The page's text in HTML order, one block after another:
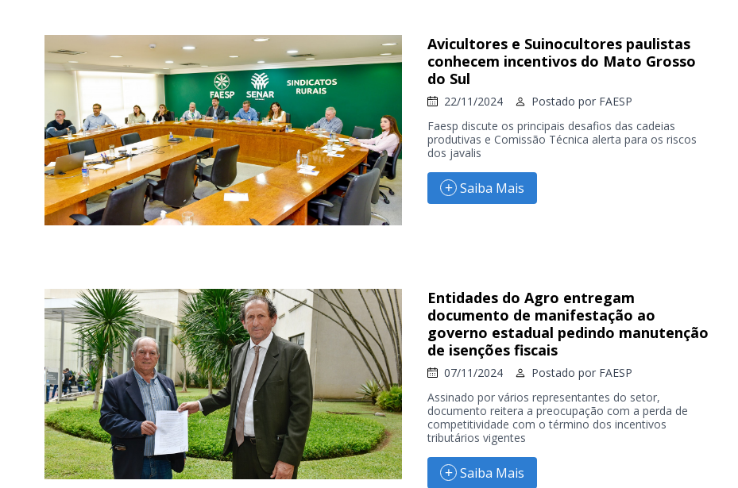
Avicultores e Suinocultores paulistas
conhecem incentivos do Mato Grosso
do Sul
22/11/2024 Postado por FAESP
Faesp discute os principais desafios das cadeias
produtivas e Comissão Técnica alerta para os riscos
dos javalis
Saiba Mais
Entidades do Agro entregam
documento de manifestação ao
governo estadual pedindo manutenção
de isenções fiscais
07/11/2024 Postado por FAESP
Assinado por vários representantes do setor,
documento reitera a preocupação com a perda de
competitividade com o término dos incentivos
tributários vigentes
Saiba Mais